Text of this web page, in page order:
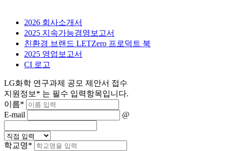
2026 회사소개서
2025 지속가능경영보고서
친환경 브랜드 LETZero 프로덕트 북
2025 영업보고서
CI 로고
LG화학 연구과제 공모 제안서 접수
지원정보 * 는 필수 입력항목입니다.
이름*
E-mail
@
학교명*